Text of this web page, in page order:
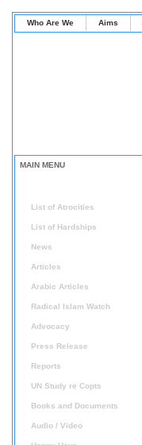
Who Are We Aims
MAIN MENU
List of Atrocities
List of Hardships
News
Articles
Arabic Articles
Radical Islam Watch
Advocacy
Press Release
Reports
UN Study re Copts
Books and Documents
Audio / Video